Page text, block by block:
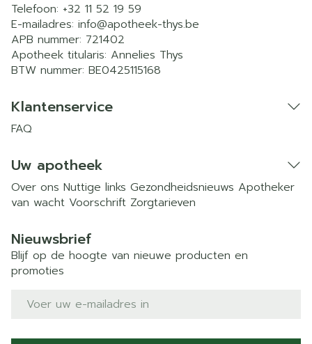
Telefoon: +32 11 52 19 59
E-mailadres: info@apotheek-thys.be
APB nummer: 721402
Apotheek titularis: Annelies Thys
BTW nummer: BE0425115168
Klantenservice
FAQ
Uw apotheek
Over ons Nuttige links Gezondheidsnieuws Apotheker
van wacht Voorschrift Zorgtarieven
Nieuwsbrief
Blijf op de hoogte van nieuwe producten en
promoties
E-mail adres